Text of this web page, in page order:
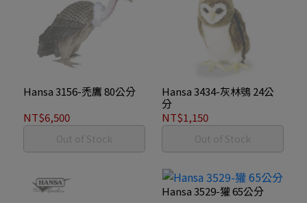
Hansa 3156-禿鷹 80公分
NT$6,500
Out of Stock
Hansa 3434-灰林鴞 24公
分
NT$1,150
Out of Stock
Hansa 3529-獾 65公分